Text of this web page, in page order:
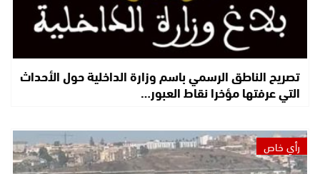
تصريح الناطق الرسمي باسم وزارة الداخلية حول الأحداث
التي عرفتها مؤخرا نقاط العبور…
رأي خاص